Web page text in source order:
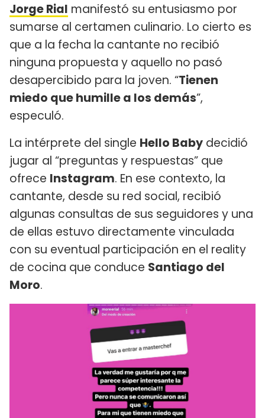
Jorge Rial manifestó su entusiasmo por
sumarse al certamen culinario. Lo cierto es
que a la fecha la cantante no recibió
ninguna propuesta y aquello no pasó
desapercibido para la joven. “Tienen
miedo que humille a los demás”,
especuló.
La intérprete del single Hello Baby decidió
jugar al “preguntas y respuestas” que
ofrece Instagram. En ese contexto, la
cantante, desde su red social, recibió
algunas consultas de sus seguidores y una
de ellas estuvo directamente vinculada
con su eventual participación en el reality
de cocina que conduce Santiago del
Moro.